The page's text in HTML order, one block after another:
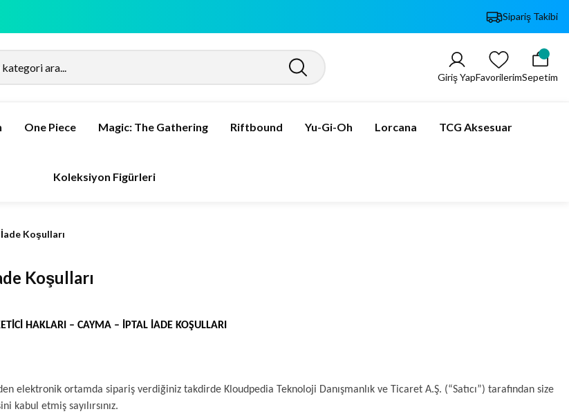
Sipariş Takibi
Giriş YapFavorilerimSepetim
One Piece Magic: The Gathering Riftbound Yu-Gi-Oh Lorcana TCG Aksesuar
Koleksiyon Figürleri
Koşulları
Koşulları
HAKLARI – CAYMA – İPTAL İADE KOŞULLARI
elektronik ortamda sipariş verdiğiniz takdirde Kloudpedia Teknoloji Danışmanlık ve Ticaret A.Ş. (“Satıcı”) tarafından size
kabul etmiş sayılırsınız.